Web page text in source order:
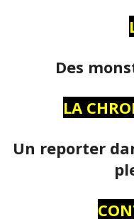
Des
LA
Un reporter